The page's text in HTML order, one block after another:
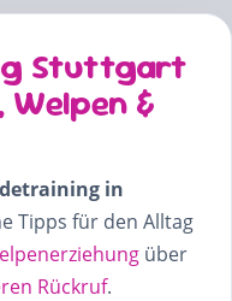
Stuttgart
&
in
Tipps für den Alltag
über
Rückruf.